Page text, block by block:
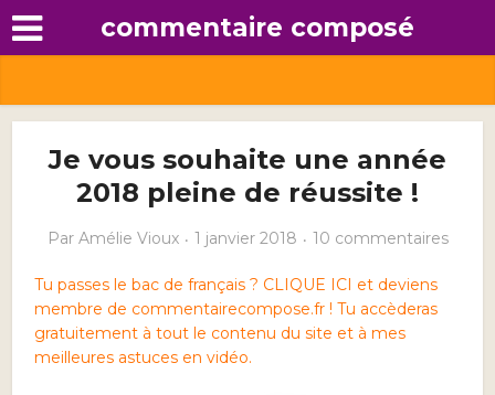
commentaire composé
Je vous souhaite une année
2018 pleine de réussite !
Par Amélie Vioux 1 janvier 2018 10 commentaires
Tu passes le bac de français ? CLIQUE ICI et deviens
membre de commentairecompose.fr ! Tu accèderas
gratuitement à tout le contenu du site et à mes
meilleures astuces en vidéo.